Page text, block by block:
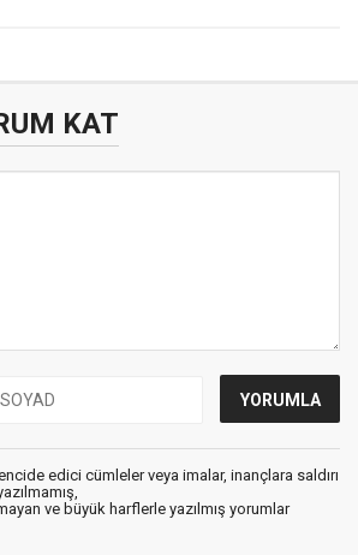
KAT
edici cümleler veya imalar, inançlara saldırı
ve büyük harflerle yazılmış yorumlar